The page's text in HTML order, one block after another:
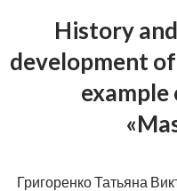
History
development
example
Григоренко Татьяна